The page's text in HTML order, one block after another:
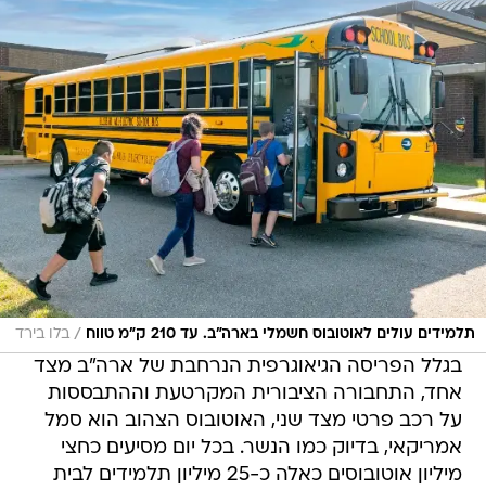
תלמידים עולים לאוטובוס חשמלי בארה"ב. עד 210 ק"מ טווח / בלו בירד
בגלל הפריסה הגיאוגרפית הנרחבת של ארה"ב מצד
אחד, התחבורה הציבורית המקרטעת וההתבססות
על רכב פרטי מצד שני, האוטובוס הצהוב הוא סמל
אמריקאי, בדיוק כמו הנשר. בכל יום מסיעים כחצי
מיליון אוטובוסים כאלה כ-25 מיליון תלמידים לבית